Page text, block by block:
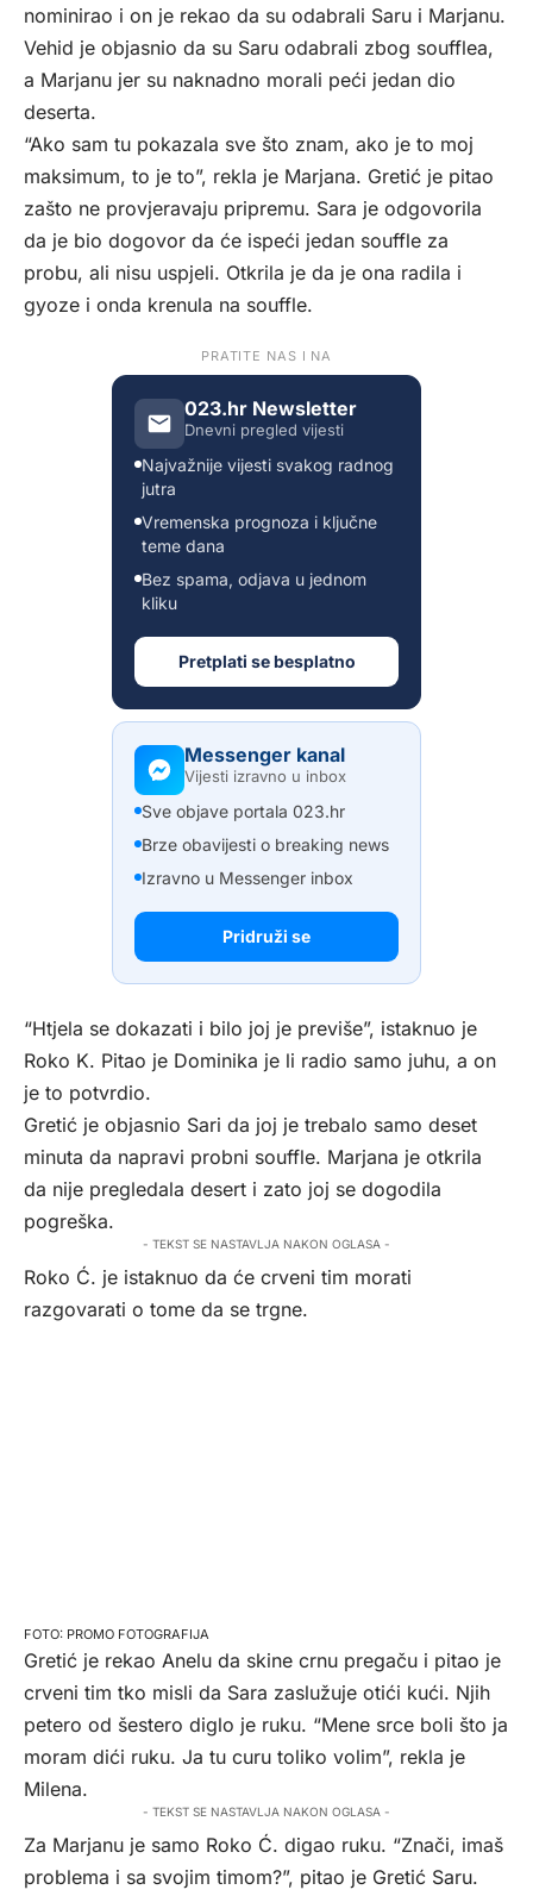
nominirao i on je rekao da su odabrali Saru i Marjanu.
Vehid je objasnio da su Saru odabrali zbog soufflea,
a Marjanu jer su naknadno morali peći jedan dio
deserta.
“Ako sam tu pokazala sve što znam, ako je to moj
maksimum, to je to”, rekla je Marjana. Gretić je pitao
zašto ne provjeravaju pripremu. Sara je odgovorila
da je bio dogovor da će ispeći jedan souffle za
probu, ali nisu uspjeli. Otkrila je da je ona radila i
gyoze i onda krenula na souffle.
PRATITE NAS I NA
023.hr Newsletter
Dnevni pregled vijesti
Najvažnije vijesti svakog radnog
jutra
Vremenska prognoza i ključne
teme dana
Bez spama, odjava u jednom
kliku
Pretplati se besplatno
Messenger kanal
Vijesti izravno u inbox
Sve objave portala 023.hr
Brze obavijesti o breaking news
Izravno u Messenger inbox
Pridruži se
“Htjela se dokazati i bilo joj je previše”, istaknuo je
Roko K. Pitao je Dominika je li radio samo juhu, a on
je to potvrdio.
Gretić je objasnio Sari da joj je trebalo samo deset
minuta da napravi probni souffle. Marjana je otkrila
da nije pregledala desert i zato joj se dogodila
pogreška.
- TEKST SE NASTAVLJA NAKON OGLASA -
Roko Ć. je istaknuo da će crveni tim morati
razgovarati o tome da se trgne.
PROMO FOTOGRAFIJA
Gretić je rekao Anelu da skine crnu pregaču i pitao je
crveni tim tko misli da Sara zaslužuje otići kući. Njih
petero od šestero diglo je ruku. “Mene srce boli što ja
moram dići ruku. Ja tu curu toliko volim”, rekla je
Milena.
- TEKST SE NASTAVLJA NAKON OGLASA -
Za Marjanu je samo Roko Ć. digao ruku. “Znači, imaš
problema i sa svojim timom?”, pitao je Gretić Saru.